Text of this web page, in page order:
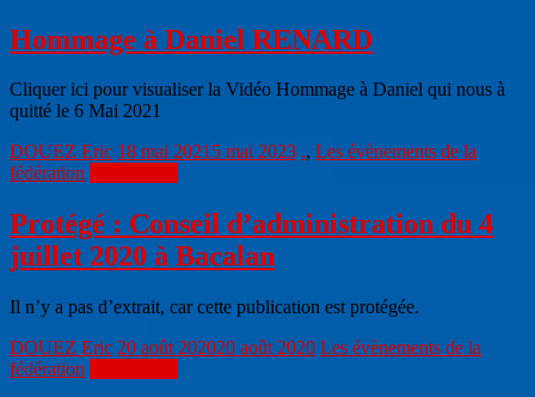
Hommage à Daniel RENARD
Cliquer ici pour visualiser la Vidéo Hommage à Daniel qui nous à
quitté le 6 Mai 2021
DOUEZ Eric 18 mai 20215 mai 2023 ., Les évènements de la
fédération
Protégé : Conseil d’administration du 4
juillet 2020 à Bacalan
Il n’y a pas d’extrait, car cette publication est protégée.
DOUEZ Eric 20 août 202020 août 2020 Les évènements de la
fédération